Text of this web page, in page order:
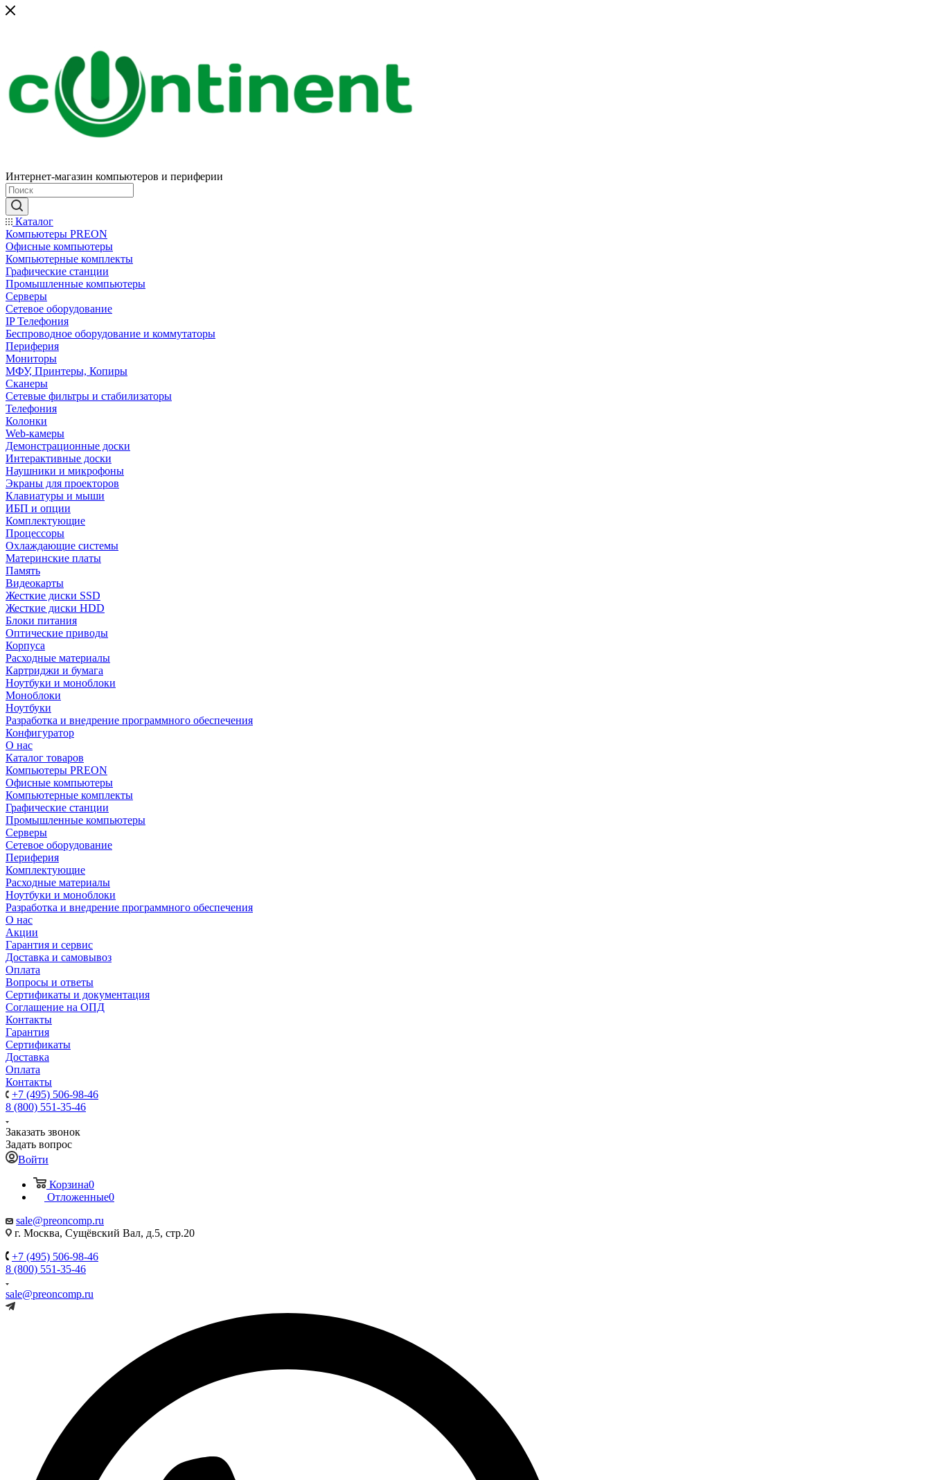
Интернет-магазин компьютеров и периферии
Каталог
Компьютеры PREON
Офисные компьютеры
Компьютерные комплекты
Графические станции
Промышленные компьютеры
Серверы
Сетевое оборудование
IP Телефония
Беспроводное оборудование и коммутаторы
Периферия
Мониторы
МФУ, Принтеры, Копиры
Сканеры
Сетевые фильтры и стабилизаторы
Телефония
Колонки
Web-камеры
Демонстрационные доски
Интерактивные доски
Наушники и микрофоны
Экраны для проекторов
Клавиатуры и мыши
ИБП и опции
Комплектующие
Процессоры
Охлаждающие системы
Материнские платы
Память
Видеокарты
Жесткие диски SSD
Жесткие диски HDD
Блоки питания
Оптические приводы
Корпуса
Расходные материалы
Картриджи и бумага
Ноутбуки и моноблоки
Моноблоки
Ноутбуки
Разработка и внедрение программного обеспечения
Конфигуратор
О нас
Каталог товаров
Компьютеры PREON
Офисные компьютеры
Компьютерные комплекты
Графические станции
Промышленные компьютеры
Серверы
Сетевое оборудование
Периферия
Комплектующие
Расходные материалы
Ноутбуки и моноблоки
Разработка и внедрение программного обеспечения
О нас
Акции
Гарантия и сервис
Доставка и самовывоз
Оплата
Вопросы и ответы
Сертификаты и документация
Соглашение на ОПД
Контакты
Гарантия
Сертификаты
Доставка
Оплата
Контакты
+7 (495) 506-98-46
8 (800) 551-35-46
Заказать звонок
Задать вопрос
Войти
Корзина0
Отложенные0
sale@preoncomp.ru
г. Москва, Сущёвский Вал, д.5, стр.20
+7 (495) 506-98-46
8 (800) 551-35-46
sale@preoncomp.ru